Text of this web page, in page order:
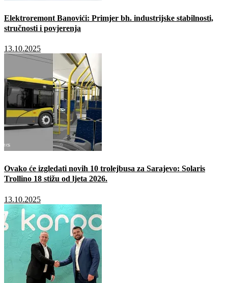
Elektroremont Banovići: Primjer bh. industrijske stabilnosti,
stručnosti i povjerenja
13.10.2025
Ovako će izgledati novih 10 trolejbusa za Sarajevo: Solaris
Trollino 18 stižu od ljeta 2026.
13.10.2025